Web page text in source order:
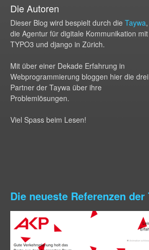
Die Autoren
Dieser Blog wird bespielt durch die Taywa,
die Agentur für digitale Kommunikation mit
TYPO3 und django in Zürich.
Mit über einer Dekade Erfahrung in
Webprogram­mierung bloggen hier die drei
Partner der Taywa über ihre
Problemlösungen.
Viel Spass beim Lesen!